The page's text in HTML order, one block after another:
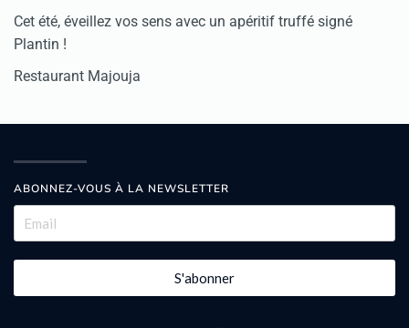
Cet été, éveillez vos sens avec un apéritif truffé signé
Plantin !
Restaurant Majouja
ABONNEZ-VOUS À LA NEWSLETTER
S'abonner